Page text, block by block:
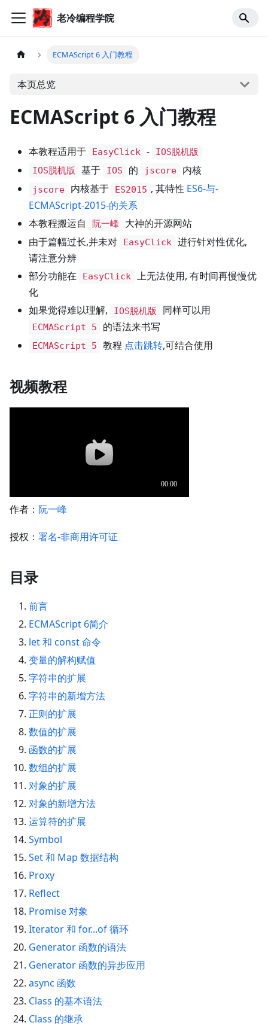
老冷编程学院
ECMAScript 6 入门教程
本页总览
ECMAScript 6 入门教程
本教程适用于 EasyClick -
IOS脱机版
IOS脱机版
基于 IOS 的 jscore 内核
jscore 内核基于 ES2015 , 其特性 ES6-与-
ECMAScript-2015-的关系
本教程搬运自
阮一峰
大神的开源网站
由于篇幅过长,并未对
EasyClick 进行针对性优化,
请注意分辨
部分功能在
EasyClick 上无法使用, 有时间再慢慢优
化
如果觉得难以理解,
IOS脱机版 同样可以用
ECMAScript 5 的语法来书写
ECMAScript 5 教程 点击跳转,可结合使用
视频教程
作者： 阮一峰
授权： 署名-非商用许可证
目录
前言
ECMAScript 6简介
let 和 const 命令
变量的解构赋值
字符串的扩展
字符串的新增方法
正则的扩展
数值的扩展
函数的扩展
数组的扩展
对象的扩展
对象的新增方法
运算符的扩展
Symbol
Set 和 Map 数据结构
Proxy
Reflect
Promise 对象
Iterator 和 for...of 循环
Generator 函数的语法
Generator 函数的异步应用
async 函数
Class 的基本语法
Class 的继承